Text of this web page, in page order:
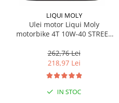
LIQUI MOLY
Ulei motor Liqui Moly
motorbike 4T 10W-40 STREET
262,76 Lei
218,97 Lei
IN STOC